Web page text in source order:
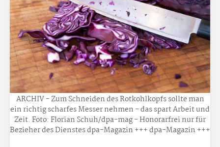
ARCHIV - Zum Schneiden des Rotkohlkopfs sollte man
ein richtig scharfes Messer nehmen - das spart Arbeit und
Zeit. Foto: Florian Schuh/dpa-mag - Honorarfrei nur für
Bezieher des Dienstes dpa-Magazin +++ dpa-Magazin +++